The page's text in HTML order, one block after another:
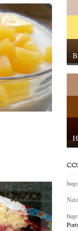
hugo
hugo